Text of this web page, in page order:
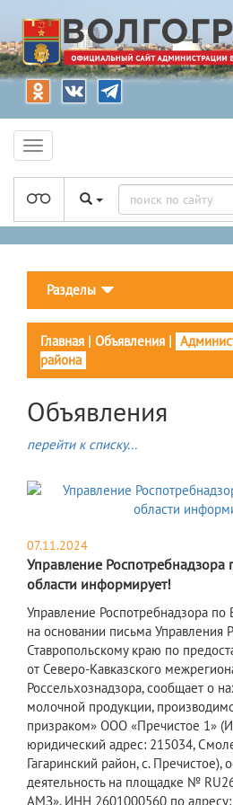
Разделы
Главная | Объявления |
района
Объявления
перейти к списку...
07.11.2024
Управление Роспотребнадзора
области информирует!
Управление Роспотребнадзора по
на основании письма Управления
Ставропольскому краю по
от Северо-Кавказского
Россельхознадзора, сообщает о
молочной продукции,
призраком» ООО «Пречистое 1»
юридический адрес: 215034,
Гагаринский район, с. Пречистое),
деятельность на площадке №
АМЗ», ИНН 2601000560 по адресу: